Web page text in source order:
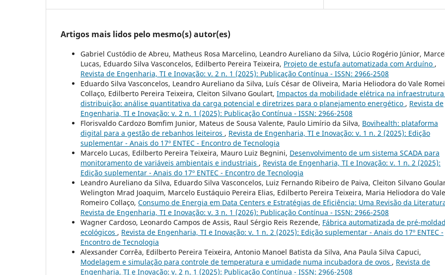
Artigos mais lidos pelo mesmo(s) autor(es)
Gabriel Custódio de Abreu, Matheus Rosa Marcelino, Leandro Aureliano da Silva, Lúcio Rogério Júnior,
Lucas, Eduardo Silva Vasconcelos, Edilberto Pereira Teixeira, Projeto de estufa automatizada com Arduíno ,
Revista de Engenharia, TI e Inovação: v. 2 n. 1 (2025): Publicação Contínua - ISSN: 2966-2508
Eduardo Silva Vasconcelos, Leandro Aureliano da Silva, Luís César de Oliveira, Maria Heliodora do Vale
Collaço, Edilberto Pereira Teixeira, Cleiton Silvano Goulart, Impactos da mobilidade elétrica na
distribuição: análise quantitativa da carga potencial e diretrizes para o planejamento energético , Revista de
Engenharia, TI e Inovação: v. 2 n. 1 (2025): Publicação Contínua - ISSN: 2966-2508
Florisvaldo Cardozo Bomfim Junior, Mateus de Sousa Valente, Paulo Limírio da Silva, Bovihealth: plataforma
digital para a gestão de rebanhos leiteiros , Revista de Engenharia, TI e Inovação: v. 1 n. 2 (2025): Edição
suplementar - Anais do 17º ENTEC - Encontro de Tecnologia
Marcelo Lucas, Edilberto Pereira Teixeira, Mauro Luiz Begnini, Desenvolvimento de um sistema SCADA para
monitoramento de variáveis ambientais e industriais , Revista de Engenharia, TI e Inovação: v. 1 n. 2 (2025):
Edição suplementar - Anais do 17º ENTEC - Encontro de Tecnologia
Leandro Aureliano da Silva, Eduardo Silva Vasconcelos, Luiz Fernando Ribeiro de Paiva, Cleiton Silvano
Welington Mrad Joaquim, Marcelo Eustáquio Pereira Elias, Edilberto Pereira Teixeira, Maria Heliodora do Vale
Romeiro Collaço, Consumo de Energia em Data Centers e Estratégias de Eficiência: Uma Revisão da
Revista de Engenharia, TI e Inovação: v. 3 n. 1 (2026): Publicação Contínua - ISSN: 2966-2508
Wagner Cardoso, Leonardo Campos de Assis, Raul Sérgio Reis Rezende, Fábrica automatizada de pré-
ecológicos , Revista de Engenharia, TI e Inovação: v. 1 n. 2 (2025): Edição suplementar - Anais do 17º ENTEC -
Encontro de Tecnologia
Alexsander Corrêa, Edilberto Pereira Teixeira, Antonio Manoel Batista da Silva, Ana Paula Silva Capuci,
Modelagem e simulação para controle de temperatura e umidade numa incubadora de ovos , Revista de
Engenharia, TI e Inovação: v. 2 n. 1 (2025): Publicação Contínua - ISSN: 2966-2508